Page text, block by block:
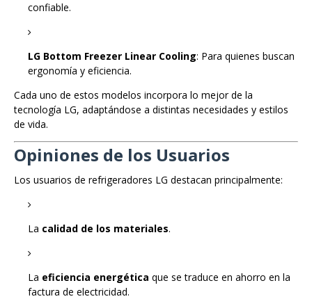
confiable.
LG Bottom Freezer Linear Cooling: Para quienes buscan
ergonomía y eficiencia.
Cada uno de estos modelos incorpora lo mejor de la
tecnología LG, adaptándose a distintas necesidades y estilos
de vida.
Opiniones de los Usuarios
Los usuarios de refrigeradores LG destacan principalmente:
La calidad de los materiales.
La eficiencia energética que se traduce en ahorro en la
factura de electricidad.